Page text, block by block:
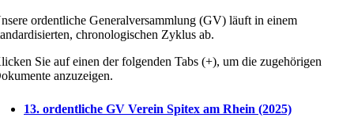
ordentliche Generalversammlung (GV) läuft in einem
chronologischen Zyklus ab.
Sie auf einen der folgenden Tabs (+), um die zugehörigen
anzuzeigen.
13. ordentliche GV Verein Spitex am Rhein (2025)